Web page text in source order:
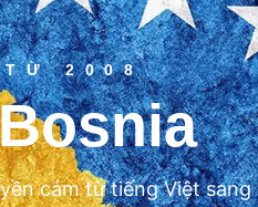
2008
cảm từ tiếng Việt sang